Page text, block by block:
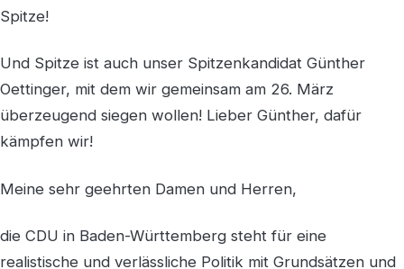
Spitze!
Und Spitze ist auch unser Spitzenkandidat Günther
Oettinger, mit dem wir gemeinsam am 26. März
überzeugend siegen wollen! Lieber Günther, dafür
kämpfen wir!
Meine sehr geehrten Damen und Herren,
die CDU in Baden-Württemberg steht für eine
realistische und verlässliche Politik mit Grundsätzen und